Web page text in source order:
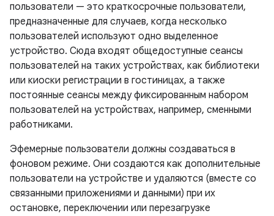
пользователи — это краткосрочные пользователи,
предназначенные для случаев, когда несколько
пользователей используют одно выделенное
устройство. Сюда входят общедоступные сеансы
пользователей на таких устройствах, как библиотеки
или киоски регистрации в гостиницах, а также
постоянные сеансы между фиксированным набором
пользователей на устройствах, например, сменными
работниками.
Эфемерные пользователи должны создаваться в
фоновом режиме. Они создаются как дополнительные
пользователи на устройстве и удаляются (вместе со
связанными приложениями и данными) при их
остановке, переключении или перезагрузке